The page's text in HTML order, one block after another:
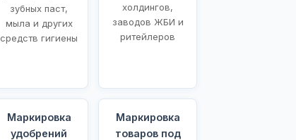
зубных паст,
мыла и других
средств гигиены
холдингов,
заводов ЖБИ и
ритейлеров
Маркировка
удобрений
Маркировка
товаров под